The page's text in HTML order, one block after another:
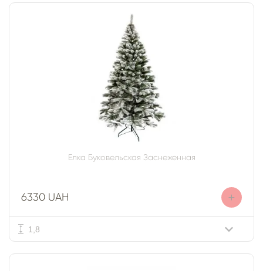
Елка Буковельская Заснеженная
6330 UAH +
1,8